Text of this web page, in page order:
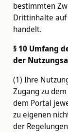
bestimmten
Drittinhalte
handelt.
§ 10 Umfang
der
(1) Ihre
Zugang zu
dem Portal
zu eigenen
der